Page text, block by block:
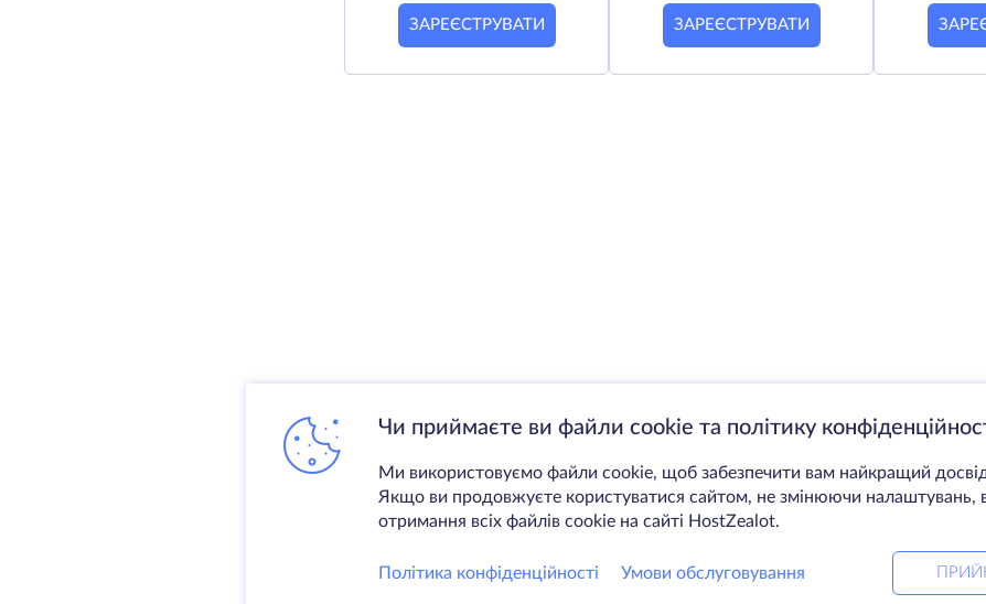
ЗАРЕЄСТРУВАТИ ЗАРЕЄСТРУВАТИ
Чи приймаєте ви файли cookie та політику
Ми використовуємо файли cookie, щоб забезпечити вам найкращий
Якщо ви продовжуєте користуватися сайтом, не змінюючи налаштувань,
отримання всіх файлів cookie на сайті HostZealot.
Політика конфіденційності Умови обслуговування